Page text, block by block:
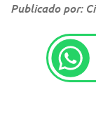
Publicado por: